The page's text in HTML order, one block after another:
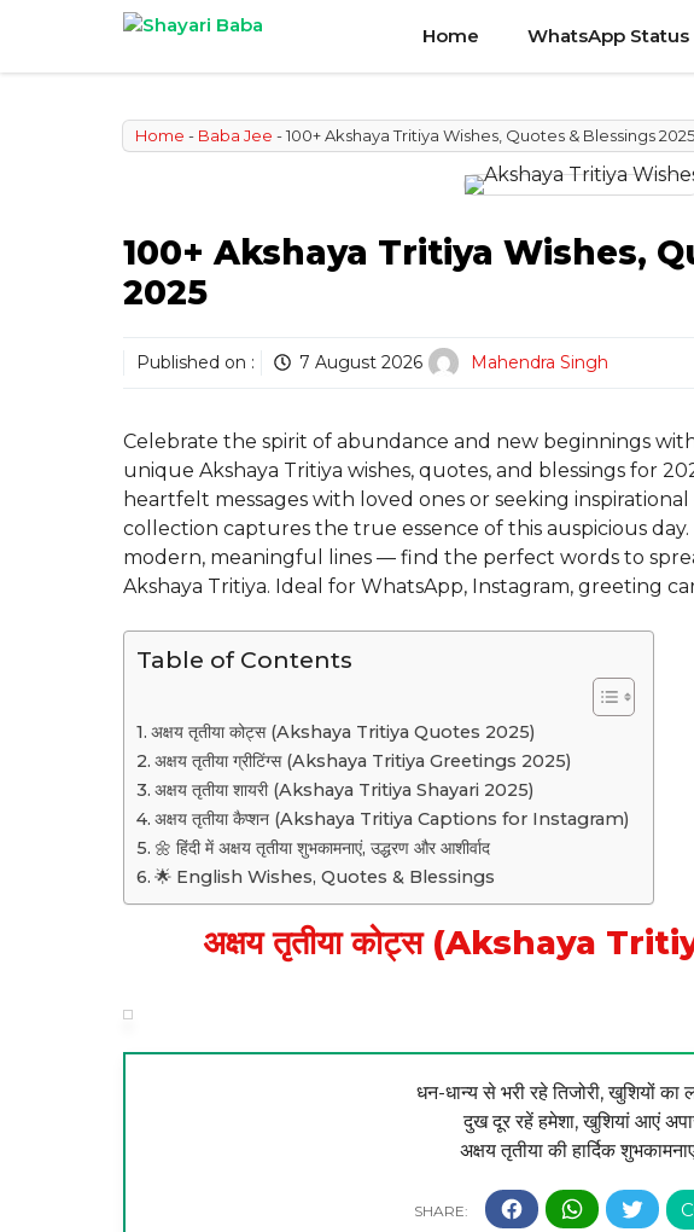
content
Home WhatsApp Status
Home - Baba Jee -100+ Akshaya Tritiya Wishes, Quotes & Blessings 2025
100+ Akshaya Tritiya Wishes,
2025
Published on : 7 August 2026 Mahendra Singh
Celebrate the spirit of abundance and new beginnings
unique Akshaya Tritiya wishes, quotes, and blessings for
heartfelt messages with loved ones or seeking
collection captures the true essence of this auspicious
modern, meaningful lines — find the perfect words to
Akshaya Tritiya. Ideal for WhatsApp, Instagram, greeting
Table of Contents
अक्षय तृतीया कोट्स (Akshaya Tritiya Quotes 2025)
अक्षय तृतीया ग्रीटिंग्स (Akshaya Tritiya Greetings 2025)
अक्षय तृतीया शायरी (Akshaya Tritiya Shayari 2025)
अक्षय तृतीया कैप्शन (Akshaya Tritiya Captions for Instagram)
🌼 हिंदी में अक्षय तृतीया शुभकामनाएं, उद्धरण और आशीर्वाद
🌟 English Wishes, Quotes & Blessings
अक्षय तृतीया कोट्स (Akshaya
धन-धान्य से भरी रहे तिजोरी, खुशियों का
दुख दूर रहें हमेशा, खुशियां आएं
अक्षय तृतीया की हार्दिक